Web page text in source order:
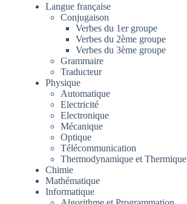
Langue française
Conjugaison
Verbes du 1er groupe
Verbes du 2ème groupe
Verbes du 3ème groupe
Grammaire
Traducteur
Physique
Automatique
Electricité
Electronique
Mécanique
Optique
Télécommunication
Thermodynamique et Thermique
Chimie
Mathématique
Informatique